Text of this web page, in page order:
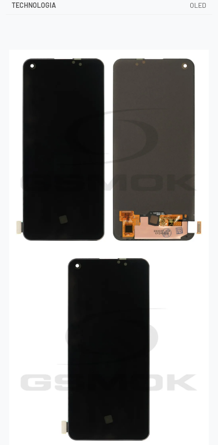
TECHNOLOGIA OLED